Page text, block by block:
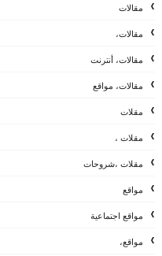
مقالات
مقالات،
مقالات، أنترنت
مقالات، مواقع
مقلات
مقلات ،
مقلات ،شروحات
مواقع
مواقع اجتماعية
مواقع،